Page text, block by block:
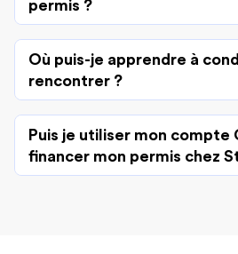
permis ?
Où puis-je apprendre à
rencontrer ?
Puis je utiliser mon compte
financer mon permis chez